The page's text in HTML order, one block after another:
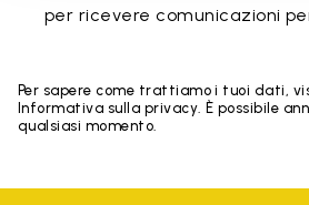
per ricevere comunicazioni
Per sapere come trattiamo i tuoi dati,
Informativa sulla privacy. È possibile
qualsiasi momento.